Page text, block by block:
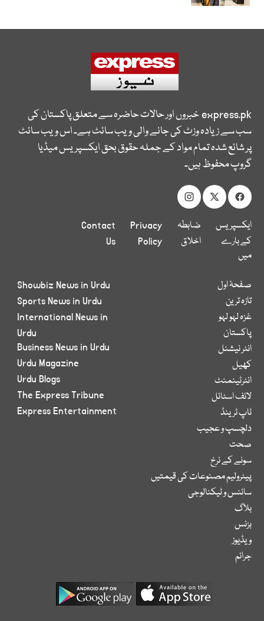
express.pkخبروں اور حالات حاضرہ سے متعلق پاکستان کی
سب سے زیادہ وزٹ کی جانے والی ویب سائٹ ہے۔ اس ویب سائٹ
پر شائع شدہ تمام مواد کے جملہ حقوق بحق ایکسپریس میڈیا
گروپ محفوظ ہیں۔
ایکسپریس
کے بارے
میں
ضابطہ
اخلاق
Privacy
Policy
Contact
Us
صفحۂ اول
تازہ ترین
غزہ لہو لہو
پاکستان
انٹر نیشنل
کھیل
انٹرٹینمنٹ
لائف اسٹائل
ٹاپ ٹرینڈ
دلچسپ و عجیب
صحت
سونے کے نرخ
پیٹرولیم مصنوعات کی قیمتیں
سائنس و ٹیکنالوجی
بلاگ
بزنس
ویڈیوز
جرائم
Showbiz News in Urdu
Sports News in Urdu
International News in
Urdu
Business News in Urdu
Urdu Magazine
Urdu Blogs
The Express Tribune
Express Entertainment